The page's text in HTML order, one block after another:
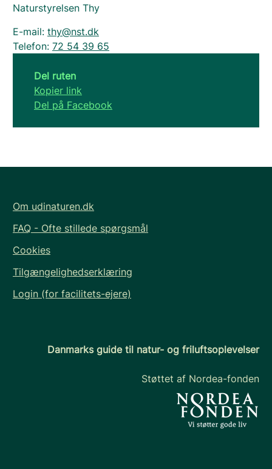
Naturstyrelsen Thy
E-mail: thy@nst.dk
Telefon: 72 54 39 65
Del ruten
Kopier link
Del på Facebook
Om udinaturen.dk
FAQ - Ofte stillede spørgsmål
Cookies
Tilgængelighedserklæring
Login (for facilitets-ejere)
Danmarks guide til natur- og friluftsoplevelser
Støttet af Nordea-fonden